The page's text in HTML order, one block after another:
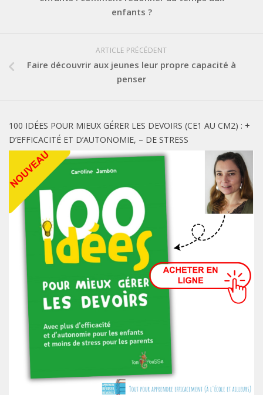
enfants ?
ARTICLE PRÉCÉDENT
Faire découvrir aux jeunes leur propre capacité à
penser
100 IDÉES POUR MIEUX GÉRER LES DEVOIRS (CE1 AU CM2) : +
D’EFFICACITÉ ET D’AUTONOMIE, – DE STRESS